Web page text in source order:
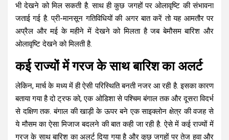
भी देखने को मिल सकती है. साथ ही कुछ जगहों पर ओलावृष्टि की संभावना
जताई गई है. प्री-मानसून गतिविधियों की अगर बात करें तो यह आमतौर पर
अप्रैल और मई के महीने में देखने को मिलता है जब बेमौसम बारिश और
ओलावृष्टि देखने को मिलती है.
कई राज्यों में गरज के साथ बारिश का अलर्ट
लेकिन, मार्च के मध्य में ही ऐसी परिस्थिति बनती नजर आ रही है. इसका कारण
बताया गया है दो ट्रफ को, एक ओडिशा से पश्चिम बंगाल तक और दूसरा विदर्भ
से दक्षिण तक. बंगाल की खाड़ी के ऊपर बने एक साइक्लोन क्षेत्र की वजह से
ये मौसम का ऐसा मिजाज बदलने की बात कही जा रही है. ऐसे में कई राज्यों में
गरज के साथ बारिश का अलर्ट दिया गया है और कुछ जगहों पर तेज हवा और